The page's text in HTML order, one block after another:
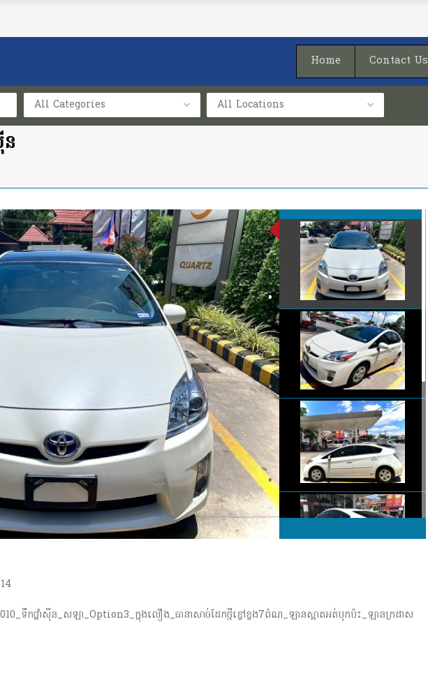
Home Contact Us
All Categories All Locations
14
ទឹកថ្នាំស៊ីន_សឡា_Option3_ក្នុងលឿង_ធានាសាច់ដែកថ្មីខ្ចៅខ្ចង7ព៌ណ_ឡានស្អាតអត់បុកប៉ះ_ឡានក្រដាស